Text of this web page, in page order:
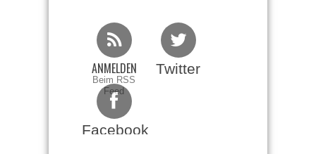
ANMELDEN
Beim RSS
Feed
Twitter
Facebook